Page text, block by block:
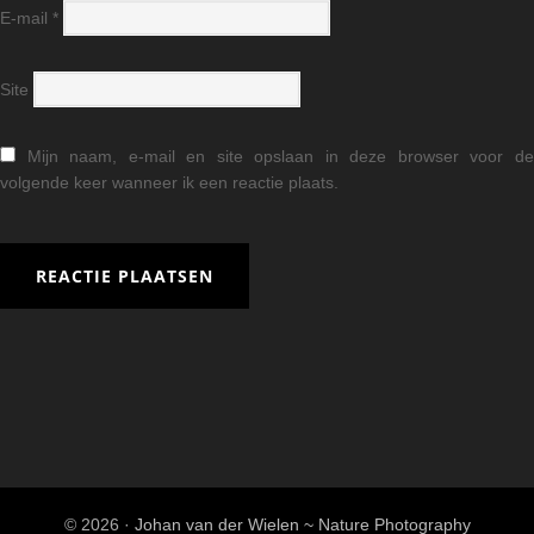
E-mail *
Site
Mijn naam, e-mail en site opslaan in deze browser voor de
volgende keer wanneer ik een reactie plaats.
© 2026 · Johan van der Wielen ~ Nature Photography